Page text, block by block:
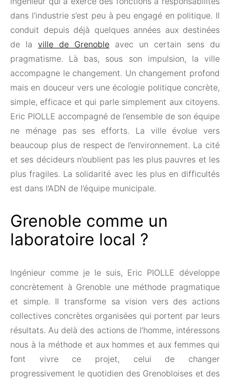
dans l’industrie s’est peu à peu engagé en politique. Il
conduit depuis déjà quelques années aux destinées
de la ville de Grenoble avec un certain sens du
pragmatisme. Là bas, sous son impulsion, la ville
accompagne le changement. Un changement profond
mais en douceur vers une écologie politique concrète,
simple, efficace et qui parle simplement aux citoyens.
Eric PIOLLE accompagné de l’ensemble de son équipe
ne ménage pas ses efforts. La ville évolue vers
beaucoup plus de respect de l’environnement. La cité
et ses décideurs n’oublient pas les plus pauvres et les
plus fragiles. La solidarité avec les plus en difficultés
est dans l’ADN de l’équipe municipale.
Grenoble comme un
laboratoire local ?
Ingénieur comme je le suis, Eric PIOLLE développe
concrètement à Grenoble une méthode pragmatique
et simple. Il transforme sa vision vers des actions
collectives concrètes organisées qui portent par leurs
résultats. Au delà des actions de l’homme, intéressons
nous à la méthode et aux hommes et aux femmes qui
font vivre ce projet, celui de changer
progressivement le quotidien des Grenobloises et des